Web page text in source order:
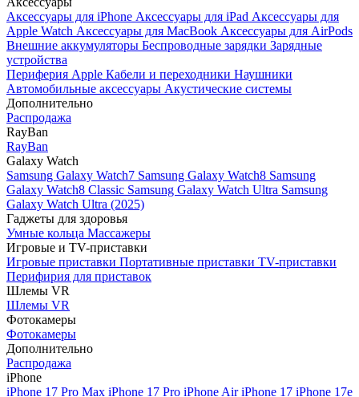
Аксессуары для iPhone Аксессуары для iPad Аксессуары для
Apple Watch Аксессуары для MacBook Аксессуары для AirPods
Внешние аккумуляторы Беспроводные зарядки Зарядные
устройства
Периферия Apple Кабели и переходники Наушники
Автомобильные аксессуары Акустические системы
Дополнительно
Распродажа
RayBan
RayBan
Galaxy Watch
Samsung Galaxy Watch7 Samsung Galaxy Watch8 Samsung
Galaxy Watch8 Classic Samsung Galaxy Watch Ultra Samsung
Galaxy Watch Ultra (2025)
Гаджеты для здоровья
Умные кольца Массажеры
Игровые и TV-приставки
Игровые приставки Портативные приставки TV-приставки
Перифирия для приставок
Шлемы VR
Шлемы VR
Фотокамеры
Фотокамеры
Дополнительно
Распродажа
iPhone
iPhone 17 Pro Max iPhone 17 Pro iPhone AiriPhone 17 iPhone 17e